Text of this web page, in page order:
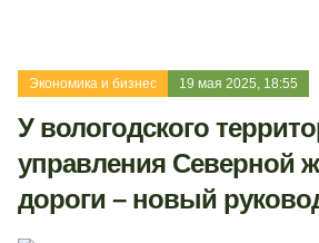
Экономика и бизнес 19 мая 2025, 18:55
У вологодского
управления Северной
дороги – новый